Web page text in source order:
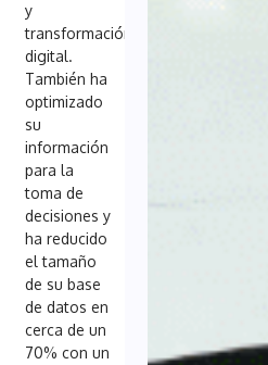
y
transformación
digital.
También ha
optimizado
su
información
para la
toma de
decisiones y
ha reducido
el tamaño
de su base
de datos en
cerca de un
70% con un